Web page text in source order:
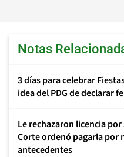
Notas
3 días para celebrar
idea del PDG de declarar
Le rechazaron licencia
Corte ordenó pagarla por
antecedentes